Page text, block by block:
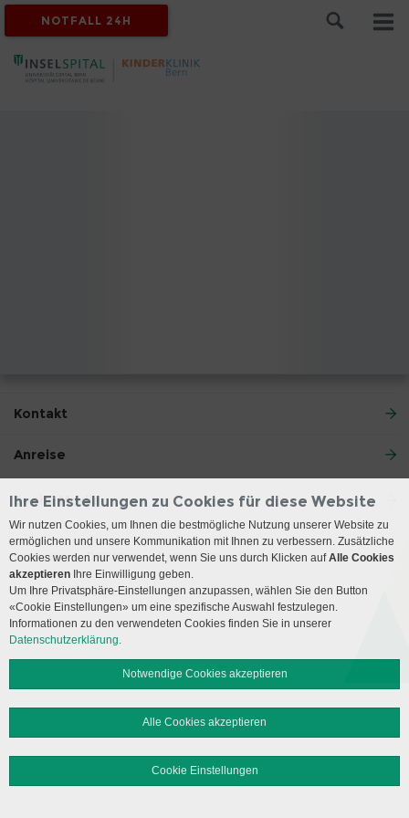
NOTFALL 24H
Kontakt
Anreise
Social Media
Impressum Disclaimer Datenschutz Sitemap
© 2026 Insel Gruppe AG
Ihre Einstellungen zu Cookies für diese Website
Wir nutzen Cookies, um Ihnen die bestmögliche Nutzung unserer Website zu
ermöglichen und unsere Kommunikation mit Ihnen zu verbessern. Zusätzliche
Cookies werden nur verwendet, wenn Sie uns durch Klicken aufAlle Cookies
akzeptieren Ihre Einwilligung geben.
Um Ihre Privatsphäre-Einstellungen anzupassen, wählen Sie den Button
«Cookie Einstellungen» um eine spezifische Auswahl festzulegen.
Informationen zu den verwendeten Cookies finden Sie in unserer
Datenschutzerklärung.
Notwendige Cookies akzeptieren
Alle Cookies akzeptieren
Cookie Einstellungen